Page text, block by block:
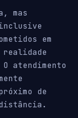
mas
em
realidade
atendimento
de